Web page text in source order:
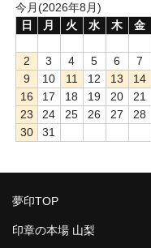
今月(2026年8月)
日
月 火 水 木 金
2
3 4 5 6 7
9
10 11 12 13 14
16
17 18 19 20 21
23
24 25 26 27 28
30
31
夢印TOP
印章の本場 山梨